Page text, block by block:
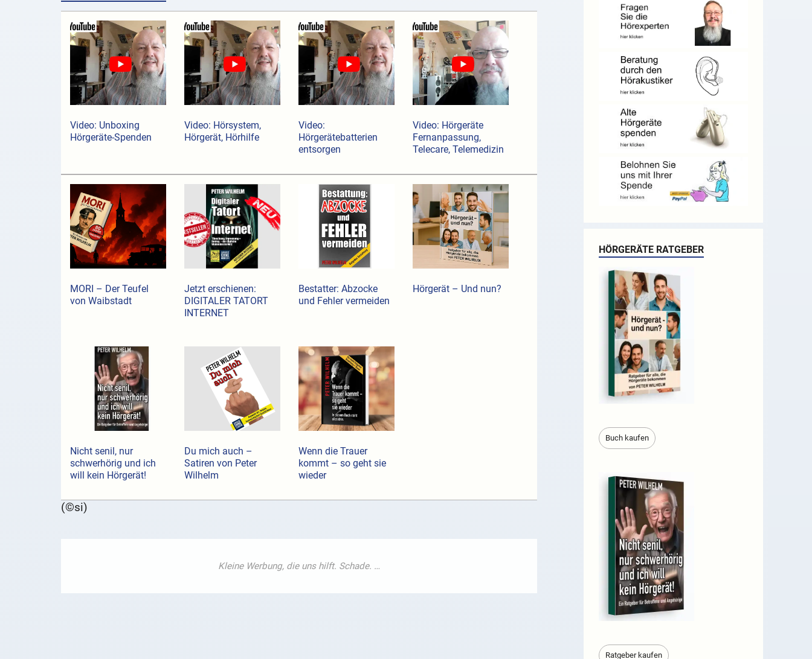
Video: Unboxing
Hörgeräte-Spenden
Video: Hörsystem,
Hörgerät, Hörhilfe
Video:
Hörgerätebatterien
entsorgen
Video: Hörgeräte
Fernanpassung,
Telecare, Telemedizin
MORI – Der Teufel
von Waibstadt
Jetzt erschienen:
DIGITALER TATORT
INTERNET
Bestatter: Abzocke
und Fehler vermeiden
Hörgerät – Und nun?
Nicht senil, nur
schwerhörig und ich
will kein Hörgerät!
Du mich auch –
Satiren von Peter
Wilhelm
Wenn die Trauer
kommt – so geht sie
wieder
(©si)
HÖRGERÄTE RATGEBER
Buch kaufen
Ratgeber kaufen